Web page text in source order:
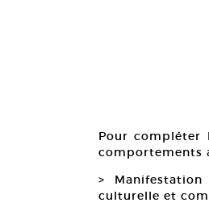
Pour compléter
comportements
>
culturelle et